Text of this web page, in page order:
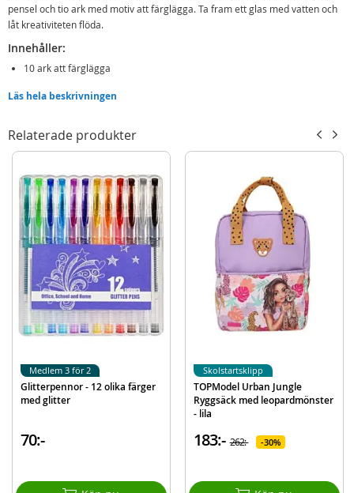
pensel och tio ark med motiv att färglägga. Ta fram ett glas med vatten och
låt kreativiteten flöda.
Innehåller:
10 ark att färglägga
Detaljer:
information
Modell
EAN 4010070578640
Varumärke TOPModel
Läs hela beskrivningen
Relaterade produkter
Glitterpennor - 12 olika färger
med glitter
70:-
Medlem 3 för 2
TOPModel Urban Jungle
Ryggsäck med leopardmönster
- lila
183:- 262:- 30%
Skolstartsklipp